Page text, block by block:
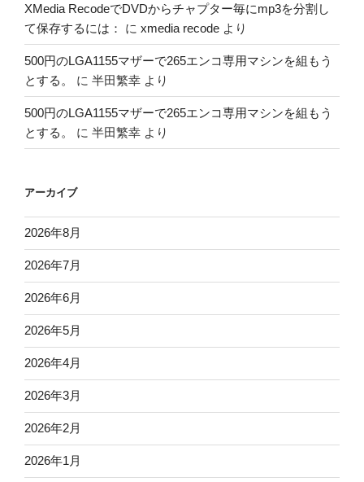
XMedia RecodeでDVDからチャプター毎にmp3を分割し
て保存するには：
に xmedia recode より
500円のLGA1155マザーで265エンコ専用マシンを組もう
とする。
に 半田繁幸 より
500円のLGA1155マザーで265エンコ専用マシンを組もう
とする。
に 半田繁幸 より
アーカイブ
2026年8月
2026年7月
2026年6月
2026年5月
2026年4月
2026年3月
2026年2月
2026年1月